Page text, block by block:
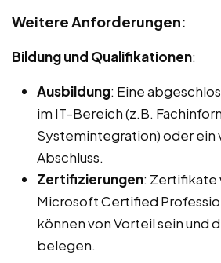
Weitere Anforderungen:
Bildung und Qualifikationen:
Ausbildung: Eine
im IT-Bereich (z.B.
Systemintegration) oder ein
Abschluss.
Zertifizierungen: Zertifikate
Microsoft Certified
können von Vorteil sein und
belegen.